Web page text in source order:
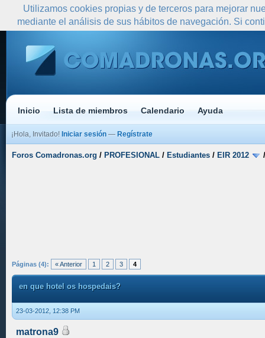
Inicio Lista de miembros Calendario Ayuda
¡Hola, Invitado! Iniciar sesión — Regístrate
Foros Comadronas.org / PROFESIONAL / Estudiantes / EIR 2012
Páginas (4): « Anterior 1 2 3 4
en que hotel os hospedais?
23-03-2012, 12:38 PM
matrona9
Utilizamos cookies propias y de terceros para mejorar
mediante el análisis de sus hábitos de navegación. Si